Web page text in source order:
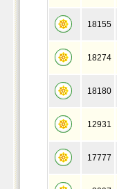
18155
18274
18180
12931
17777